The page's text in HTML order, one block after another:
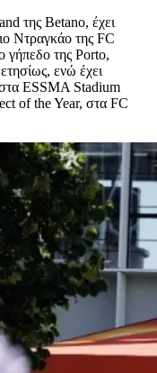
της Betano, έχει
Ντραγκάο της FC
γήπεδο της Porto,
ενώ έχει
ESSMA Stadium
of the Year, στα FC